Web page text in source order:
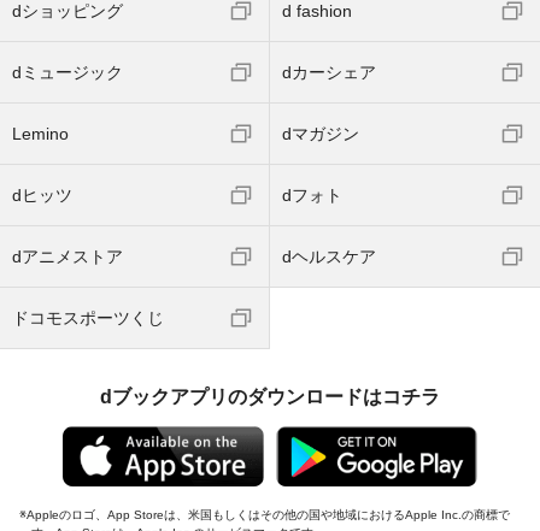
dショッピング d fashion
dミュージック dカーシェア
Lemino dマガジン
dヒッツ dフォト
dアニメストア dヘルスケア
ドコモスポーツくじ
dブックアプリのダウンロードはコチラ
Appleのロゴ、App Storeは、米国もしくはその他の国や地域におけるApple Inc.の商標で